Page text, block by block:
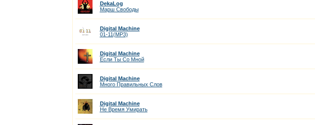
DekaLog
Марш Свободы
Digital Machine
01-11(MP3)
Digital Machine
Если Ты Со Мной
Digital Machine
Много Правильных Слов
Digital Machine
Не Время Умирать